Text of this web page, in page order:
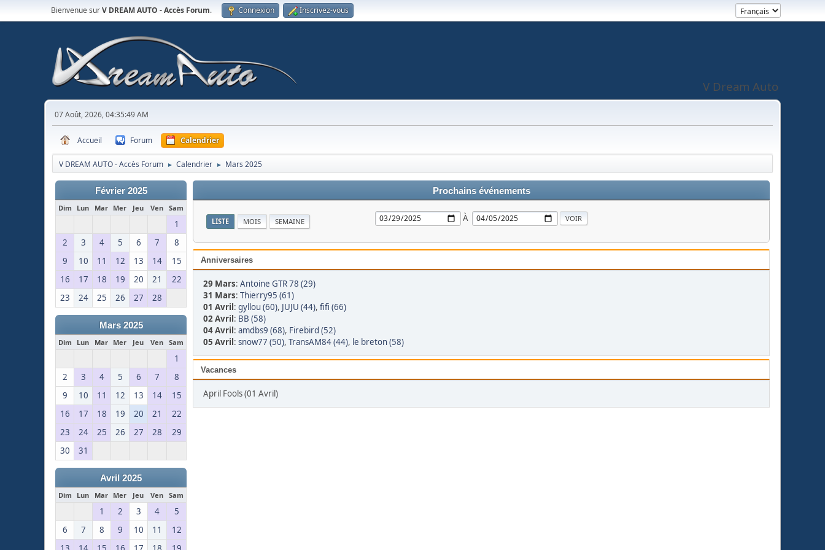
Bienvenue surV DREAM AUTO - Accès Forum. Connexion Inscrivez-vous
V Dream Auto
07 Août, 2026, 04:35:49 AM
Accueil Forum Calendrier
V DREAM AUTO - Accès Forum ► Calendrier ► Mars 2025
Février 2025
Dim Lun Mar Mer Jeu Ven Sam
1
2
3 4 5 6 7
8
9
10 11 12 13 14
15
16
17 18 19 20 21
22
23
24 25 26 27 28
Mars 2025
Dim Lun Mar Mer Jeu Ven Sam
1
2
3 4 5 6 7
8
9
10 11 12 13 14
15
16
17 18 19 20 21
22
23
24 25 26 27 28
29
30
31
Avril 2025
Dim Lun Mar Mer Jeu Ven Sam
1 2 3 4
5
6
7 8 9 10 11
12
Prochains événements
LISTE MOIS SEMAINE À
Anniversaires
29 Mars: Antoine GTR 78 (29)
31 Mars: Thierry95 (61)
01 Avril: gyllou (60), JUJU (44), fifi (66)
02 Avril: BB (58)
04 Avril: amdbs9 (68), Firebird (52)
05 Avril: snow77 (50), TransAM84 (44), le breton (58)
Vacances
April Fools (01 Avril)